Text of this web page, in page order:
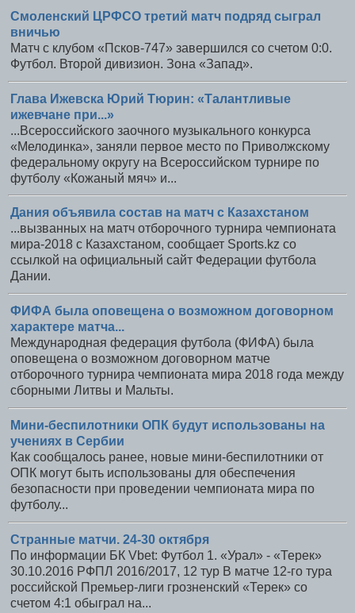
Смоленский ЦРФСО третий матч подряд сыграл
вничью
Матч с клубом «Псков-747» завершился со счетом 0:0.
Футбол. Второй дивизион. Зона «Запад».
Глава Ижевска Юрий Тюрин: «Талантливые
ижевчане при...»
...Всероссийского заочного музыкального конкурса
«Мелодинка», заняли первое место по Приволжскому
федеральному округу на Всероссийском турнире по
футболу «Кожаный мяч» и...
Дания объявила состав на матч с Казахстаном
...вызванных на матч отборочного турнира чемпионата
мира-2018 с Казахстаном, сообщает Sports.kz со
ссылкой на официальный сайт Федерации футбола
Дании.
ФИФА была оповещена о возможном договорном
характере матча...
Международная федерация футбола (ФИФА) была
оповещена о возможном договорном матче
отборочного турнира чемпионата мира 2018 года между
сборными Литвы и Мальты.
Мини-беспилотники ОПК будут использованы на
учениях в Сербии
Как сообщалось ранее, новые мини-беспилотники от
ОПК могут быть использованы для обеспечения
безопасности при проведении чемпионата мира по
футболу...
Странные матчи. 24-30 октября
По информации БК Vbet: Футбол 1. «Урал» - «Терек»
30.10.2016 РФПЛ 2016/2017, 12 тур В матче 12-го тура
российской Премьер-лиги грозненский «Терек» со
счетом 4:1 обыграл на...